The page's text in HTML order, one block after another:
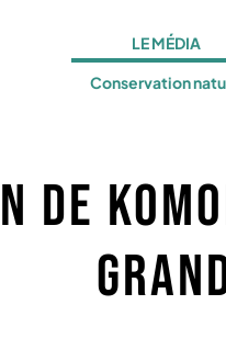
LE MÉDIA
Conservation
de